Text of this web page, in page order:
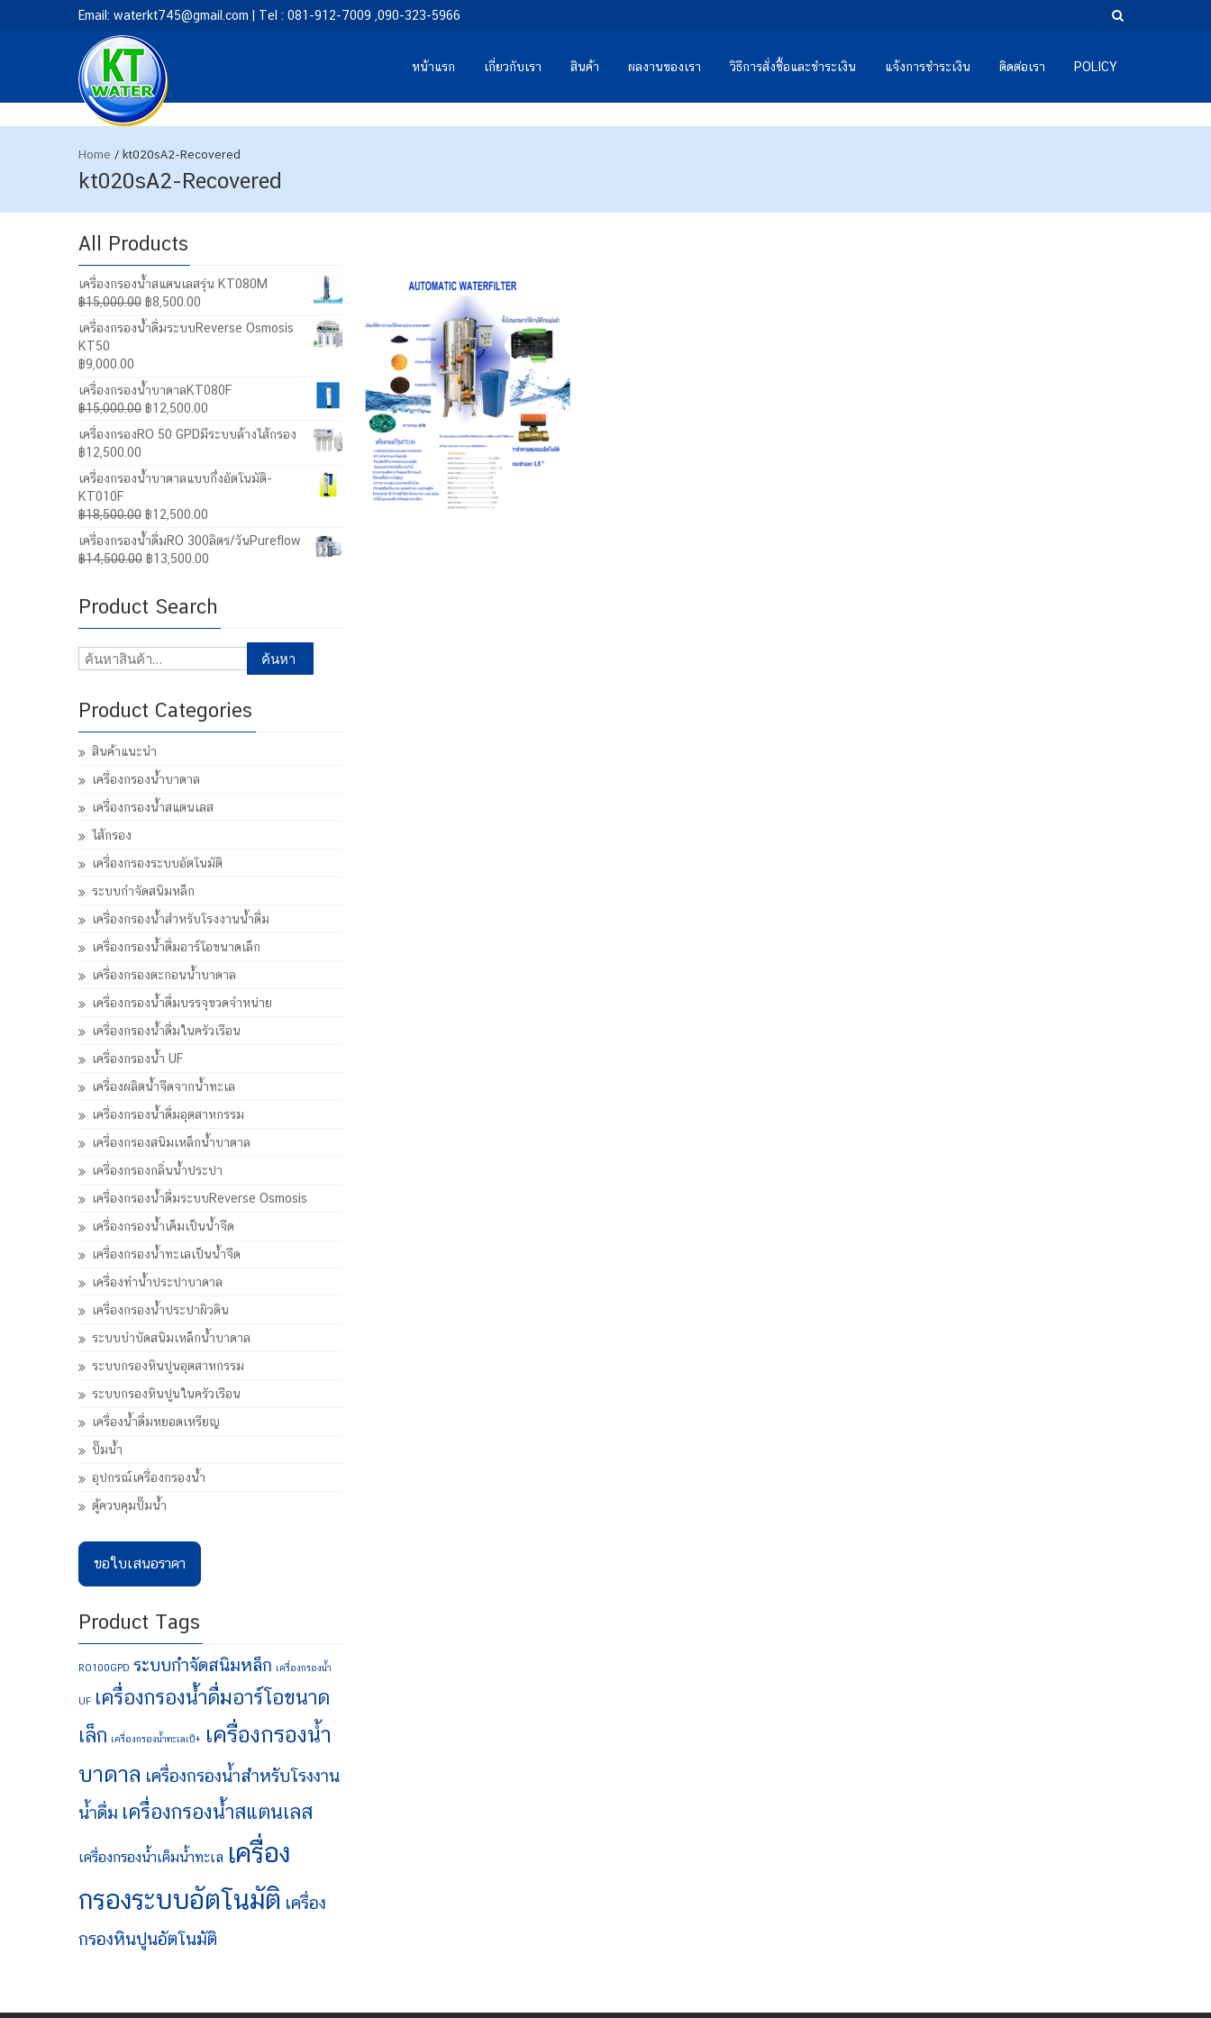
Email: waterkt745@gmail.com | Tel : 081-912-7009 ,090-323-5966
หน้าแรก เกี่ยวกับเรา สินค้า ผลงานของเรา วิธีการสั่งซื้อและชำระเงิน แจ้งการชำระเงิน ติดต่อเรา POLICY
Home / kt020sA2-Recovered
kt020sA2-Recovered
All Products
เครื่องกรองน้ำสแตนเลสรุ่น KT080M
฿15,000.00 Original
price
was:
฿8,500.00
is:
เครื่องกรองน้ำดื่มระบบReverse Osmosis
KT50
฿9,000.00
เครื่องกรองน้ำบาดาลKT080F
฿15,000.00 Original
was:
฿12,500.00
is:
เครื่องกรองRO 50 GPDมีระบบล้างไส้กรอง
฿12,500.00
เครื่องกรองน้ำบาดาลแบบกึ่งอัตโนมัติ-
KT010F
฿18,500.00 Original
price
was:
฿18,500.00.
฿12,500.00
price
is:
เครื่องกรองน้ำดื่มRO 300ลิตร/วันPureflow
฿14,500.00 Original
฿14,500.00.
฿13,500.00
฿13,500.00.
Product Search
ค้นหา: ค้นหา
Product Categories
สินค้าแนะนำ
เครื่องกรองน้ำบาดาล
เครื่องกรองน้ำสแตนเลส
ไส้กรอง
เครื่องกรองระบบอัตโนมัติ
ระบบกำจัดสนิมหล็ก
เครื่องกรองน้ำสำหรับโรงงานน้ำดื่ม
เครื่องกรองน้ำดื่มอาร์โอขนาดเล็ก
เครื่องกรองตะกอนน้ำบาดาล
เครื่องกรองน้ำดื่มบรรจุขวดจำหน่าย
เครื่องกรองน้ำดื่มในครัวเรือน
เครื่องกรองน้ำ UF
เครื่องผลิตน้ำจืดจากน้ำทะเล
เครื่องกรองน้ำดื่มอุตสาหกรรม
เครื่องกรองสนิมเหล็กน้ำบาดาล
เครื่องกรองกลิ่นน้ำประปา
เครื่องกรองน้ำดื่มระบบReverse Osmosis
เครื่องกรองน้ำเค็มเป็นน้ำจืด
เครื่องกรองน้ำทะเลเป็นน้ำจืด
เครื่องทำน้ำประปาบาดาล
เครื่องกรองน้ำประปาผิวดิน
ระบบบำบัดสนิมเหล็กน้ำบาดาล
ระบบกรองหินปูนอุตสาหกรรม
ระบบกรองหินปูนในครัวเรือน
เครื่องน้ำดื่มหยอดเหรียญ
ปั๊มน้ำ
อุปกรณ์เครื่องกรองน้ำ
ตู้ควบคุมปั๊มน้ำ
ขอใบเสนอราคา
Product Tags
RO100GPD ระบบกำจัดสนิมหล็ก เครื่องกรองน้ำ
UF เครื่องกรองน้ำดื่มอาร์โอขนาด
เล็ก เครื่องกรองน้ำทะเลเป็+
เครื่องกรองน้ำ
บาดาล เครื่องกรองน้ำสำหรับโรงงาน
น้ำดื่ม เครื่องกรองน้ำสแตนเลส
เครื่องกรองน้ำเค็มน้ำทะเล เครื่อง
กรองระบบอัตโนมัติ เครื่อง
กรองหินปูนอัตโนมัติ